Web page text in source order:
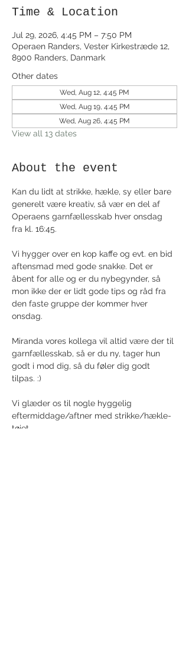
Time & Location
Jul 29, 2026, 4:45 PM – 7:50 PM
Operaen Randers, Vester Kirkestræde 12,
8900 Randers, Danmark
Other dates
Wed, Aug 12, 4:45 PM
Wed, Aug 19, 4:45 PM
Wed, Aug 26, 4:45 PM
View all 13 dates
About the event
Kan du lidt at strikke, hækle, sy eller bare
generelt være kreativ, så vær en del af
Operaens garnfællesskab hver onsdag
fra kl. 16:45.
Vi hygger over en kop kaffe og evt. en bid
aftensmad med gode snakke. Det er
åbent for alle og er du nybegynder, så
mon ikke der er lidt gode tips og råd fra
den faste gruppe der kommer hver
onsdag.
Miranda vores kollega vil altid være der til
garnfællesskab, så er du ny, tager hun
godt i mod dig, så du føler dig godt
tilpas. :)
Vi glæder os til nogle hyggelig
eftermiddage/aftner med strikke/hækle-
tøjet.